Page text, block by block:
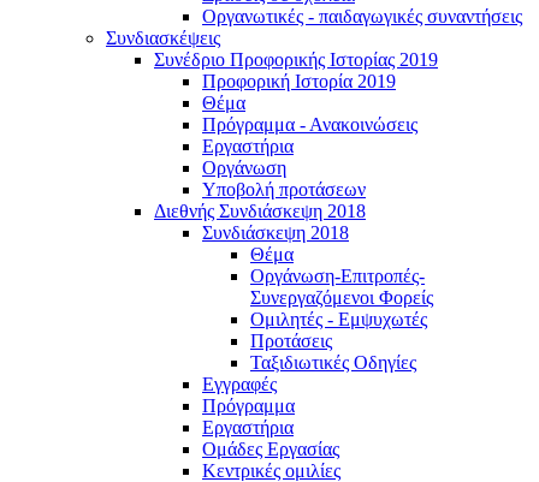
Οργανωτικές - παιδαγωγικές συναντήσεις
Συνδιασκέψεις
Συνέδριο Προφορικής Ιστορίας 2019
Προφορική Ιστορία 2019
Θέμα
Πρόγραμμα - Ανακοινώσεις
Εργαστήρια
Οργάνωση
Υποβολή προτάσεων
Διεθνής Συνδιάσκεψη 2018
Συνδιάσκεψη 2018
Θέμα
Οργάνωση-Επιτροπές-
Συνεργαζόμενοι Φορείς
Ομιλητές - Εμψυχωτές
Προτάσεις
Ταξιδιωτικές Οδηγίες
Εγγραφές
Πρόγραμμα
Εργαστήρια
Ομάδες Εργασίας
Κεντρικές ομιλίες